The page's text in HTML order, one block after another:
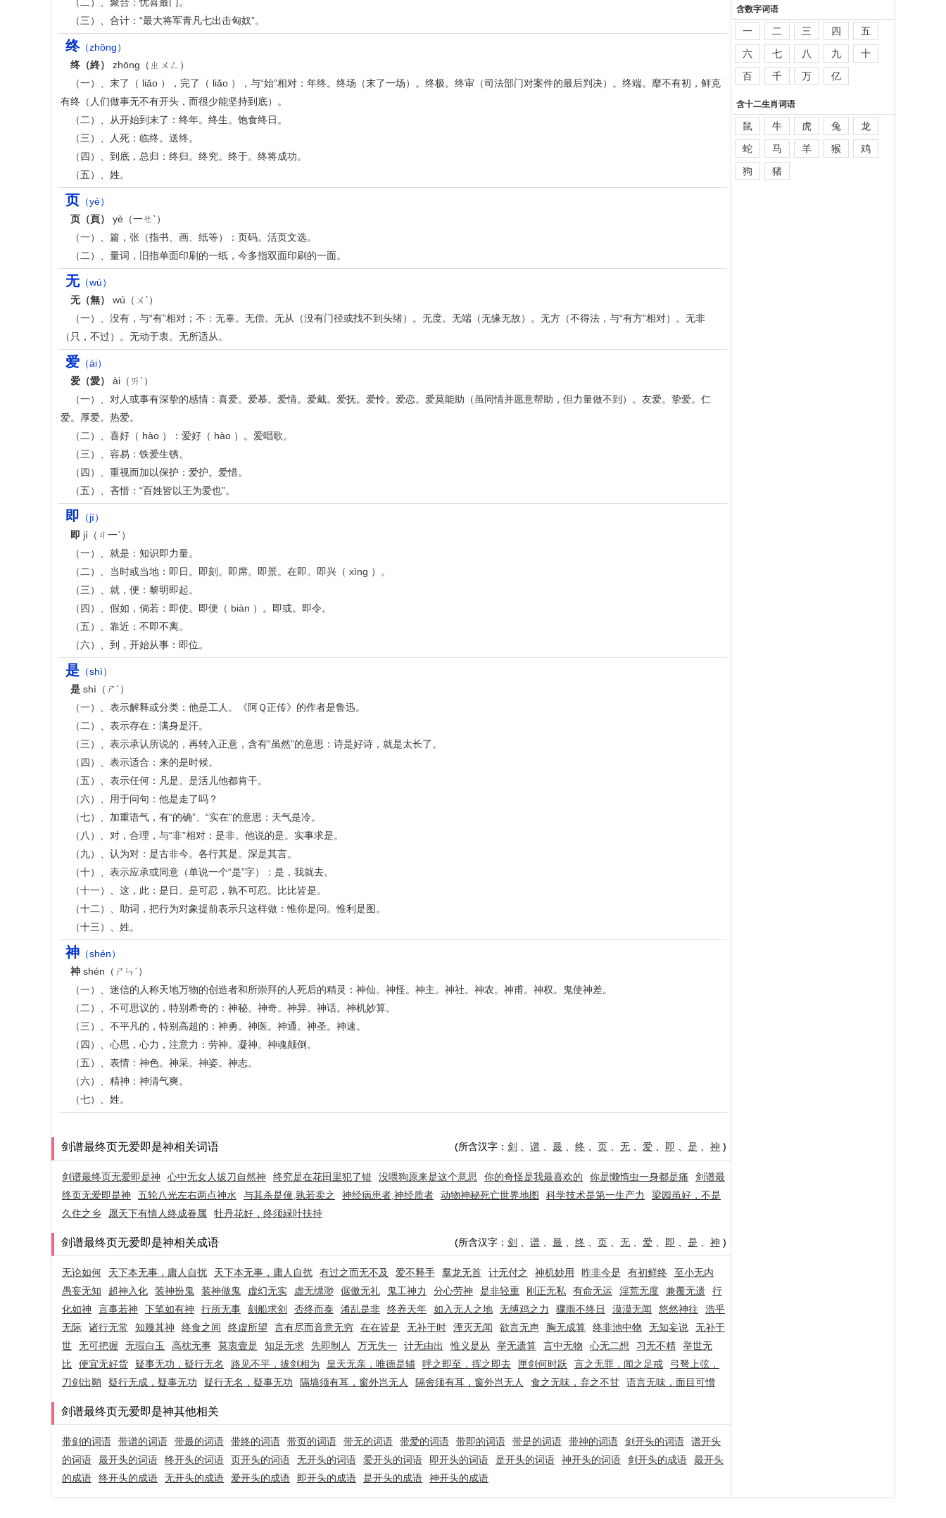
（三）、合计：“最大将军青凡七出击匈奴”。
终（zhōng）
终（終）
zhōng（ㄓㄨㄥ）
（一）、末了（ liǎo ），完了（ liǎo ），与“始”相对：年终。终场（末了一场）。终极。终审（司法部门对案件的最后判决）。终端。靡不有初，鲜克
有终（人们做事无不有开头，而很少能坚持到底）。
（二）、从开始到末了：终年。终生。饱食终日。
（三）、人死：临终。送终。
（四）、到底，总归：终归。终究。终于。终将成功。
（五）、姓。
页 （yè）
页（頁）
yè（一ㄝˋ）
（一）、篇，张（指书、画、纸等）：页码。活页文选。
（二）、量词，旧指单面印刷的一纸，今多指双面印刷的一面。
无（wú）
无（無）
wú（ㄨˊ）
（一）、没有，与“有”相对；不：无辜。无偿。无从（没有门径或找不到头绪）。无度。无端（无缘无故）。无方（不得法，与“有方”相对）。无非
（只，不过）。无动于衷。无所适从。
爱 （ài）
爱（愛）
ài（ㄞˋ）
（一）、对人或事有深挚的感情：喜爱。爱慕。爱情。爱戴。爱抚。爱怜。爱恋。爱莫能助（虽同情并愿意帮助，但力量做不到）。友爱。挚爱。仁
爱。厚爱。热爱。
（二）、喜好（ hào ）：爱好（ hào ）。爱唱歌。
（三）、容易：铁爱生锈。
（四）、重视而加以保护：爱护。爱惜。
（五）、吝惜：“百姓皆以王为爱也”。
即 （jí）
即 jí（ㄐ一ˊ）
（一）、就是：知识即力量。
（二）、当时或当地：即日。即刻。即席。即景。在即。即兴（ xìng ）。
（三）、就，便：黎明即起。
（四）、假如，倘若：即使。即便（ biàn ）。即或。即令。
（五）、靠近：不即不离。
（六）、到，开始从事：即位。
是 （shì）
是 shì（ㄕˋ）
（一）、表示解释或分类：他是工人。《阿Ｑ正传》的作者是鲁迅。
（二）、表示存在：满身是汗。
（三）、表示承认所说的，再转入正意，含有“虽然”的意思：诗是好诗，就是太长了。
（四）、表示适合：来的是时候。
（五）、表示任何：凡是。是活儿他都肯干。
（六）、用于问句：他是走了吗？
（七）、加重语气，有“的确”、“实在”的意思：天气是冷。
（八）、对，合理，与“非”相对：是非。他说的是。实事求是。
（九）、认为对：是古非今。各行其是。深是其言。
（十）、表示应承或同意（单说一个“是”字）：是，我就去。
（十一）、这，此：是日。是可忍，孰不可忍。比比皆是。
（十二）、助词，把行为对象提前表示只这样做：惟你是问。惟利是图。
（十三）、姓。
神 （shén）
神 shén（ㄕㄣˊ）
（一）、迷信的人称天地万物的创造者和所崇拜的人死后的精灵：神仙。神怪。神主。神社。神农。神甫。神权。鬼使神差。
（二）、不可思议的，特别希奇的：神秘。神奇。神异。神话。神机妙算。
（三）、不平凡的，特别高超的：神勇。神医。神通。神圣。神速。
（四）、心思，心力，注意力：劳神。凝神。神魂颠倒。
（五）、表情：神色。神采。神姿。神志。
（六）、精神：神清气爽。
（七）、姓。
剑谱最终页无爱即是神相关词语 (所含汉字： 剑 谱 最 终 页 无 爱 即 是 神 )
剑谱最终页无爱即是神 心中无女人拔刀自然神 终究是在花田里犯了错 没喂狗原来是这个意思 你的奇怪是我最喜欢的 你是懒惰虫一身都是痛
剑谱最
终页无爱即是神
五轮八光左右两点神水 与其杀是僮,孰若卖之 神经病患者,神经质者 动物神秘死亡世界地图 科学技术是第一生产力
梁园虽好，不是
久住之乡
愿天下有情人终成眷属 牡丹花好，终须緑叶扶持
剑谱最终页无爱即是神相关成语 (所含汉字： 剑 谱 最 终 页 无 爱 即 是 神 )
无论如何 天下本无事，庸人自扰 天下本无事，庸人自扰 有过之而无不及 爱不释手 羣龙无首 计无付之 神机妙用 昨非今是 有初鲜终
至小无内
愚妄无知
超神入化 装神扮鬼 装神做鬼 虚幻无实 虚无缥渺 倨傲无礼 鬼工神力 分心劳神 是非轻重 刚正无私 有命无运 淫荒无度 兼覆无遗
行
化如神
言事若神 下笔如有神 行所无事 刻船求剑 否终而泰 淆乱是非 终养天年 如入无人之地 无缚鸡之力 骤雨不终日 漠漠无闻 悠然神往
浩乎
无际
诸行无常 知幾其神 终食之间 终虚所望 言有尽而音意无穷 在在皆是 无补于时 湮灭无闻 欲言无声 胸无成算 终非池中物 无知妄说
无补于
世
无可把握 无瑕白玉 高枕无事 莫衷壹是 知足无求 先即制人 万无失一 计无由出 惟义是从 举无遗算 言中无物 心无二想 习无不精
举世无
比
便宜无好货 疑事无功，疑行无名 路见不平，拔剑相为 皇天无亲，唯德是辅 呼之即至，挥之即去 匣剑何时跃 言之无罪，闻之足戒
弓弩上弦，
刀剑出鞘
疑行无成，疑事无功 疑行无名，疑事无功 隔墙须有耳，窗外岂无人 隔舍须有耳，窗外岂无人 食之无味，弃之不甘 语言无味，面目可憎
剑谱最终页无爱即是神其他相关
带剑的词语 带谱的词语 带最的词语 带终的词语 带页的词语 带无的词语 带爱的词语 带即的词语 带是的词语 带神的词语 剑开头的词语
谱开头
的词语
最开头的词语 终开头的词语 页开头的词语 无开头的词语 爱开头的词语 即开头的词语 是开头的词语 神开头的词语 剑开头的成语
最开头
的成语
终开头的成语 无开头的成语 爱开头的成语 即开头的成语 是开头的成语 神开头的成语
含数字词语
一 二 三 四
五
六
七 八 九
十
百
千 万 亿
含十二生肖词语
鼠 牛 虎 兔
龙
蛇
马 羊 猴
鸡
狗
猪